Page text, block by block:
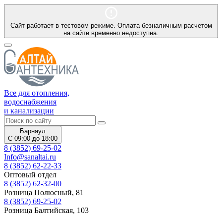
Сайт работает в тестовом режиме. Оплата безналичным расчетом
на сайте временно недоступна.
Все для отопления,
водоснабжения
и канализации
Барнаул
С 09:00 до 18:00
8 (3852) 69-25-02
Info@sanaltai.ru
8 (3852) 62-22-33
Оптовый отдел
8 (3852) 62-32-00
Розница Полюсный, 81
8 (3852) 69-25-02
Розница Балтийская, 103